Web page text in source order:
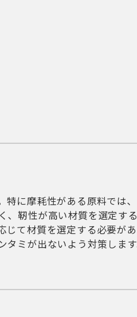
に摩耗性がある原料では
靭性が高い材質を選定す
て材質を選定する必要があ
ミが出ないよう対策しま